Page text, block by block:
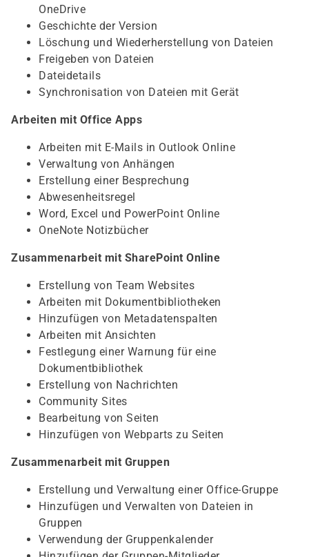
OneDrive
Geschichte der Version
Löschung und Wiederherstellung von Dateien
Freigeben von Dateien
Dateidetails
Synchronisation von Dateien mit Gerät
Arbeiten mit Office Apps
Arbeiten mit E-Mails in Outlook Online
Verwaltung von Anhängen
Erstellung einer Besprechung
Abwesenheitsregel
Word, Excel und PowerPoint Online
OneNote Notizbücher
Zusammenarbeit mit SharePoint Online
Erstellung von Team Websites
Arbeiten mit Dokumentbibliotheken
Hinzufügen von Metadatenspalten
Arbeiten mit Ansichten
Festlegung einer Warnung für eine
Dokumentbibliothek
Erstellung von Nachrichten
Community Sites
Bearbeitung von Seiten
Hinzufügen von Webparts zu Seiten
Zusammenarbeit mit Gruppen
Erstellung und Verwaltung einer Office-Gruppe
Hinzufügen und Verwalten von Dateien in
Gruppen
Verwendung der Gruppenkalender